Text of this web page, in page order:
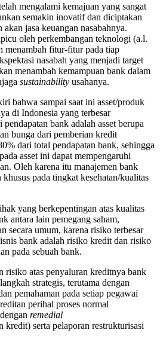
mengalami kemajuan yang sangat
semakin inovatif dan diciptakan
jasa keuangan nasabahnya.
oleh perkembangan teknologi (a.l.
menambah fitur-fitur pada tiap
nasabah yang menjadi target
menambah kemampuan bank dalam
sustainability usahanya.
bahwa sampai saat ini asset/produk
di Indonesia yang terbesar
bank adalah asset berupa
bunga dari pemberian kredit
dari total pendapatan bank, sehingga
asset ini dapat mempengaruhi
Oleh karena itu manajemen bank
pada tingkat kesehatan/kualitas
yang berkepentingan atas kualitas
antara lain pemegang saham,
secara umum, karena risiko terbesar
bank adalah risiko kredit dan risiko
pada sebuah bank.
risiko atas penyaluran kreditnya bank
strategis, terutama dengan
pemahaman pada setiap pegawai
perihal proses normal
remedial
kredit) serta pelaporan restrukturisasi